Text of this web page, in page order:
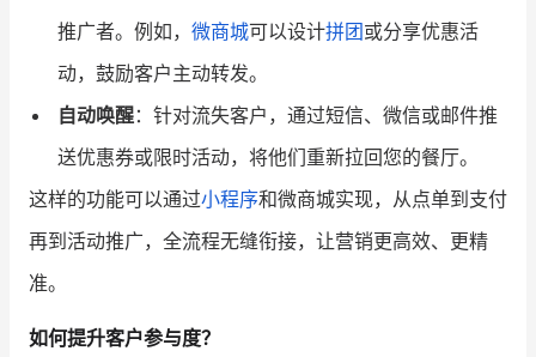
推广者。例如， 微商城可以设计拼团或分享优惠活
动，鼓励客户主动转发。
自动唤醒：针对流失客户，通过短信、微信或邮件推
送优惠券或限时活动，将他们重新拉回您的餐厅。
这样的功能可以通过小程序和微商城实现，从点单到支付
再到活动推广，全流程无缝衔接，让营销更高效、更精
准。
如何提升客户参与度？